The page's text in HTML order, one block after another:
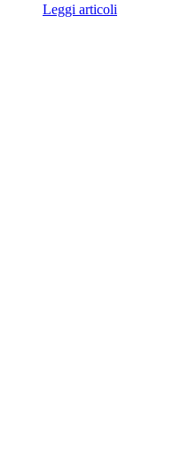
Leggi articoli